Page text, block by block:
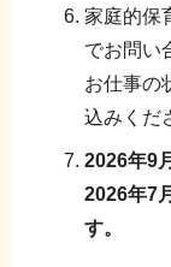
家庭的保
でお問い
お仕事の
込みくだ
2026年9
2026年7
す。